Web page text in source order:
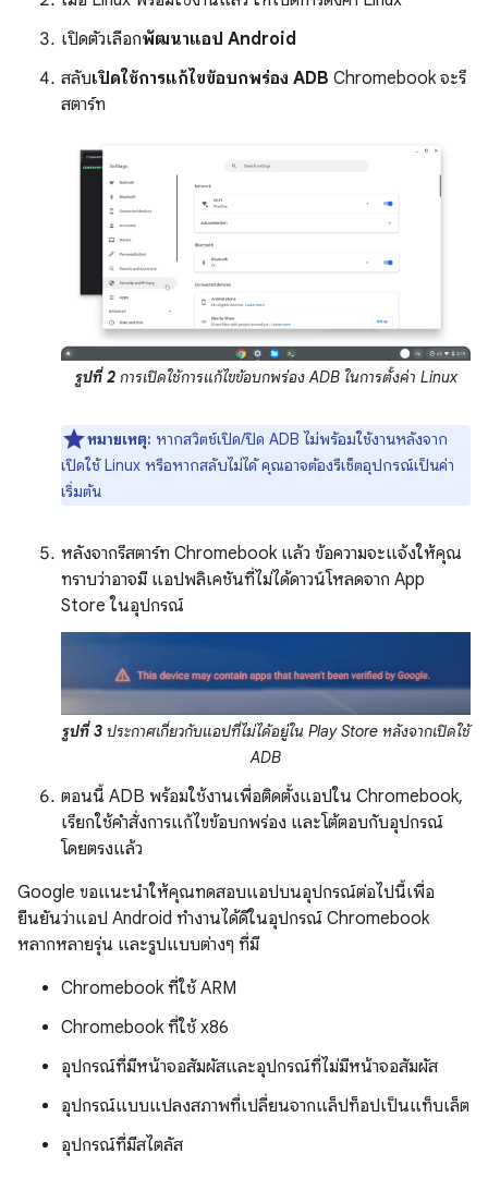
เปิดตัวเลือกพัฒนาแอป Android
สลับเปิดใช้การแก้ไขข้อบกพร่อง ADB Chromebook จะรี
สตาร์ท
รูปที่ 2การเปิดใช้การแก้ไขข้อบกพร่อง ADB ในการตั้งค่า Linux
หมายเหตุ: หากสวิตช์เปิด/ปิด ADB ไม่พร้อมใช้งานหลังจาก
เปิดใช้ Linux หรือหากสลับไม่ได้ คุณอาจต้องรีเซ็ตอุปกรณ์เป็นค่า
เริ่มต้น
หลังจากรีสตาร์ท Chromebook แล้ว ข้อความจะแจ้งให้คุณ
ทราบว่าอาจมี แอปพลิเคชันที่ไม่ได้ดาวน์โหลดจาก App
Store ในอุปกรณ์
รูปที่ 3ประกาศเกี่ยวกับแอปที่ไม่ได้อยู่ใน Play Store หลังจากเปิดใช้
ADB
ตอนนี้ ADB พร้อมใช้งานเพื่อติดตั้งแอปใน Chromebook,
เรียกใช้คำสั่งการแก้ไขข้อบกพร่อง และโต้ตอบกับอุปกรณ์
โดยตรงแล้ว
Google ขอแนะนำให้คุณทดสอบแอปบนอุปกรณ์ต่อไปนี้เพื่อ
ยืนยันว่าแอป Android ทำงานได้ดีในอุปกรณ์ Chromebook
หลากหลายรุ่น และรูปแบบต่างๆ ที่มี
Chromebook ที่ใช้ ARM
Chromebook ที่ใช้ x86
อุปกรณ์ที่มีหน้าจอสัมผัสและอุปกรณ์ที่ไม่มีหน้าจอสัมผัส
อุปกรณ์แบบแปลงสภาพที่เปลี่ยนจากแล็ปท็อปเป็นแท็บเล็ต
อุปกรณ์ที่มีสไตลัส